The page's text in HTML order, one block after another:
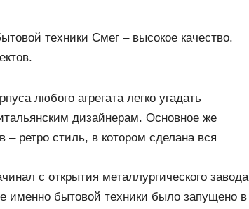
техники Смег – высокое качество.
любого агрегата легко угадать
дизайнерам. Основное же
– ретро стиль, в котором сделана вся
с открытия металлургического завода
именно бытовой техники было запущено в